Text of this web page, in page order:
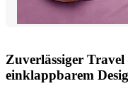
Zuverlässiger
einklappbarem